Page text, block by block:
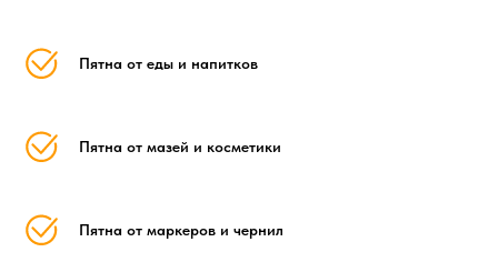
Пятна от еды и напитков
Пятна от мазей и косметики
Пятна от маркеров и чернил